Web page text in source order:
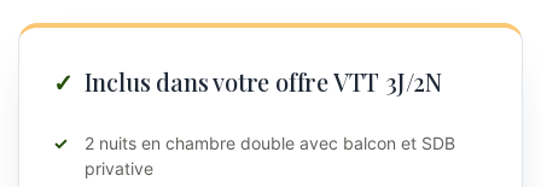
Inclus dans votre offre VTT 3J/2N
2 nuits en chambre double avec balcon et SDB
privative